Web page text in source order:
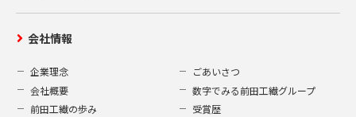
会社情報
企業理念
ごあいさつ
会社概要
数字でみる前田工繊グループ
前田工繊の歩み
受賞歴